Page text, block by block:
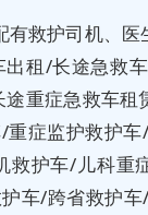
有救护司机、医
租/长途急救
重症急救车租
重症监护救护
救护车/儿科重
车/跨省救护